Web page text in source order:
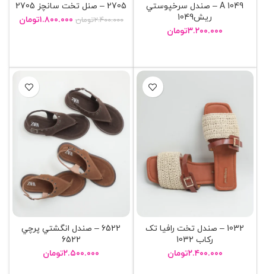
1049 A – صندل سرخپوستي
ريش1049
۳.۲۰۰.۰۰۰تومان
2705 – صنل تخت سانچز 2705
۲.۴۰۰.۰۰۰تومان ۱.۸۰۰.۰۰۰تومان
1032 – صندل تخت رافيا تک
رکاب 1032
۲.۴۰۰.۰۰۰تومان
6522 – صندل انگشتي پرچي
6522
۲.۵۰۰.۰۰۰تومان